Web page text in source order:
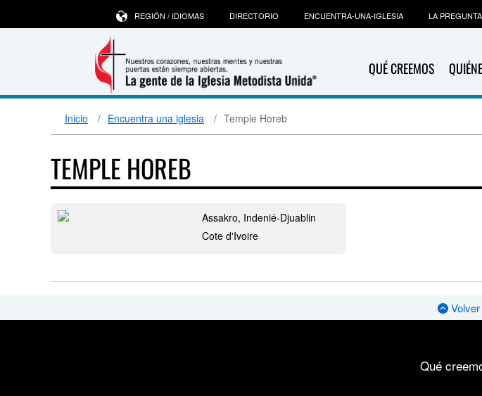
QUÉ CREEMOS
REGIÓN / IDIOMAS DIRECTORIO ENCUENTRA-UNA-IGLESIA LA
Inicio Encuentra una iglesia Temple Horeb
TEMPLE HOREB
Assakro, Indenié-Djuablin
Cote d'Ivoire
Volver
Qué